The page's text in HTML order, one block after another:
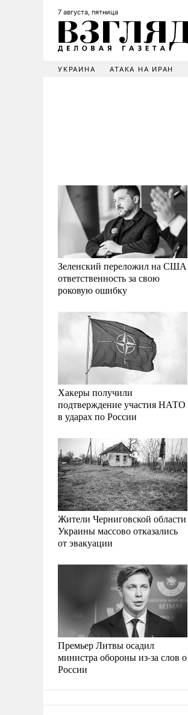
7 августа, пятница
УКРАИНА АТАКА НА ИРАН
Зеленский переложил на США
ответственность за свою
роковую ошибку
Хакеры получили
подтверждение участия НАТО
в ударах по России
Жители Черниговской области
Украины массово отказались
от эвакуации
Премьер Литвы осадил
министра обороны из-за слов о
России